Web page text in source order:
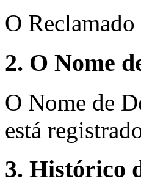
O
2. O Nome
O Nome de
está
3. Histórico